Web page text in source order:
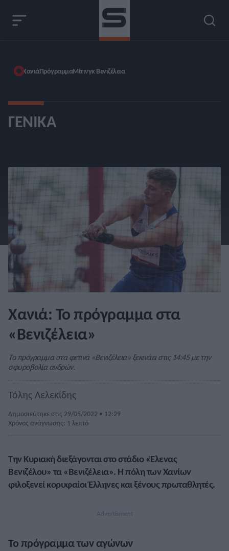
ΧανιάΠρόγραμμαΜίτινγκ Βενιζέλεια
ΓΕΝΙΚΆ
Χανιά: Το πρόγραμμα στα
«Βενιζέλεια»
Το πρόγραμμα στα φετινά «Βενιζέλεια» ξεκινάει στις 14:45 με την
σφυροβολία ανδρών.
Τόλης Λελεκίδης
Δημοσιεύτηκε στις 29/05/2022 • 12:29
Χρόνος ανάγνωσης: 1 λεπτό
Την Κυριακή διεξάγονται στο στάδιο «Έλενας
Βενιζέλου» τα «Βενιζέλεια». Η πόλη των Χανίων
φιλοξενεί κορυφαίοι Έλληνες και ξένους πρωταθλητές.
Το πρόγραμμα των αγώνων